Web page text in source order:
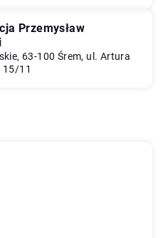
Przemysław
63-100 Śrem, ul. Artura
15/11